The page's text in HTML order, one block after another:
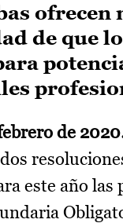
de que
de
este año